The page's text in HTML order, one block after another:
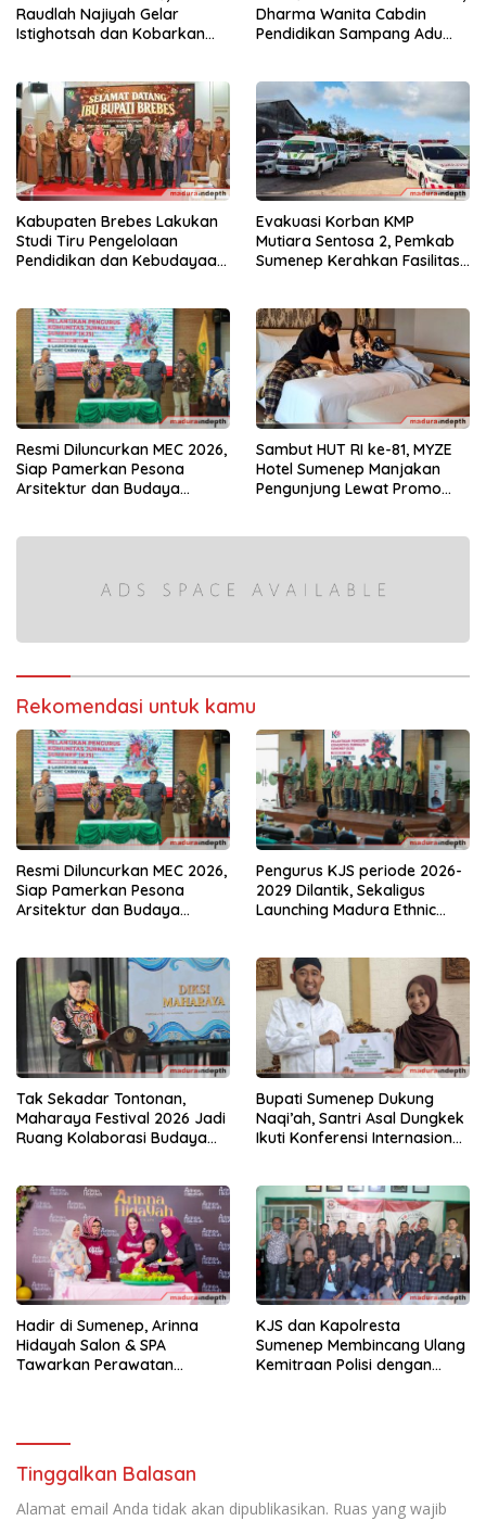
Raudlah Najiyah Gelar
Istighotsah dan Kobarkan
Dharma Wanita Cabdin
Pendidikan Sampang Adu
Kabupaten Brebes Lakukan
Studi Tiru Pengelolaan
Pendidikan dan Kebudayaan
Evakuasi Korban KMP
Mutiara Sentosa 2, Pemkab
Sumenep Kerahkan Fasilitas
Resmi Diluncurkan MEC 2026,
Siap Pamerkan Pesona
Arsitektur dan Budaya
Sambut HUT RI ke-81, MYZE
Hotel Sumenep Manjakan
Pengunjung Lewat Promo
Rekomendasi untuk kamu
Resmi Diluncurkan MEC 2026,
Siap Pamerkan Pesona
Arsitektur dan Budaya
Pengurus KJS periode 2026-
2029 Dilantik, Sekaligus
Launching Madura Ethnic
Tak Sekadar Tontonan,
Maharaya Festival 2026 Jadi
Ruang Kolaborasi Budaya
Bupati Sumenep Dukung
Naqi’ah, Santri Asal Dungkek
Ikuti Konferensi Internasional
Hadir di Sumenep, Arinna
Hidayah Salon & SPA
Tawarkan Perawatan
KJS dan Kapolresta
Sumenep Membincang Ulang
Kemitraan Polisi dengan
Tinggalkan Balasan
Alamat email Anda tidak akan dipublikasikan. Ruas yang wajib